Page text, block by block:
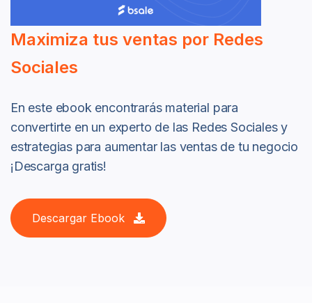
Maximiza tus ventas por Redes
Sociales
En este ebook encontrarás material para
convertirte en un experto de las Redes Sociales y
estrategias para aumentar las ventas de tu negocio
¡Descarga gratis!
Descargar Ebook